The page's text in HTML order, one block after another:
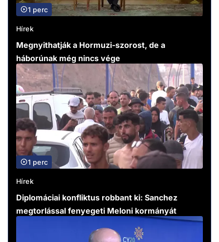
1 perc
Hírek
Megnyithatják a Hormuzi-szorost, de a
háborúnak még nincs vége
1 perc
Hírek
Diplomáciai konfliktus robbant ki: Sanchez
megtorlással fenyegeti Meloni kormányát